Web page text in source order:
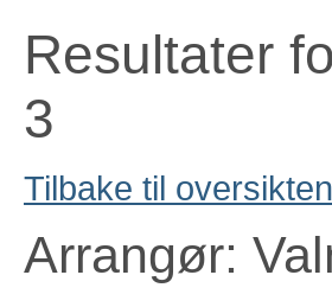
Resultater
3
Tilbake til oversikten
Arrangør: